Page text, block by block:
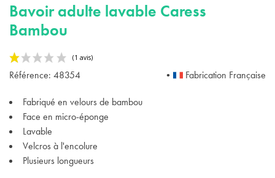
Bavoir adulte lavable Caress
Bambou
(1 avis)
Référence: 48354 • Fabrication Française
Fabriqué en velours de bambou
Face en micro-éponge
Lavable
Velcros à l'encolure
Plusieurs longueurs